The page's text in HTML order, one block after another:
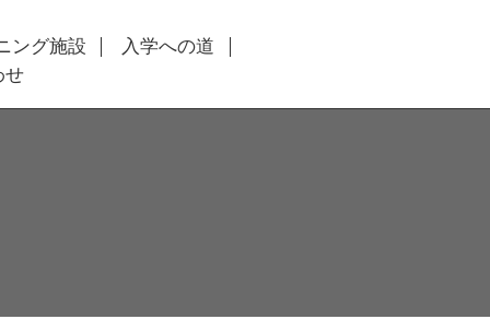
ング施設
入学への道
せ